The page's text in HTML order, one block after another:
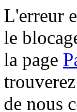
L'erreur
le
la page
de nous